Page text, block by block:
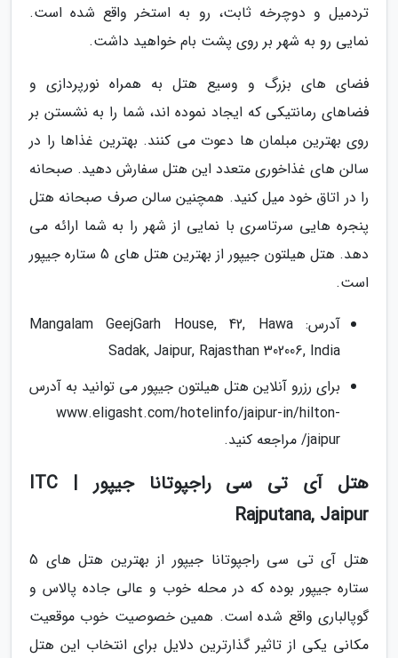
تردمیل و دوچرخه ثابت، رو به استخر واقع شده است.
نمایی رو به شهر بر روی پشت بام خواهید داشت.
فضای های بزرگ و وسیع هتل به همراه نورپردازی و
فضاهای رمانتیکی که ایجاد نموده اند، شما را به نشستن بر
روی بهترین مبلمان ها دعوت می کنند. بهترین غذاها را در
سالن های غذاخوری متعدد این هتل سفارش دهید. صبحانه
را در اتاق خود میل کنید. همچنین سالن صرف صبحانه هتل
پنجره هایی سرتاسری با نمایی از شهر را به شما ارائه می
دهد. هتل هیلتون جیپور از بهترین هتل های 5 ستاره جیپور
است.
آدرس: Mangalam GeejGarh House, 42, Hawa
Sadak, Jaipur, Rajasthan 302006, India
برای رزرو آنلاین هتل هیلتون جیپور می توانید به آدرس
www.eligasht.com/hotelinfo/jaipur-in/hilton-
jaipur/ مراجعه کنید.
هتل آی تی سی راجپوتانا جیپور | ITC
Rajputana, Jaipur
هتل آی تی سی راجپوتانا جیپور از بهترین هتل های 5
ستاره جیپور بوده که در محله خوب و عالی جاده پالاس و
گوپالباری واقع شده است. همین خصوصیت خوب موقعیت
مکانی یکی از تاثیر گذارترین دلایل برای انتخاب این هتل